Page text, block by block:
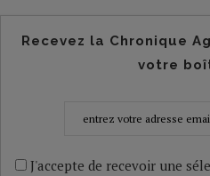
Recevez la Chronique
votre
J'accepte de recevoir une